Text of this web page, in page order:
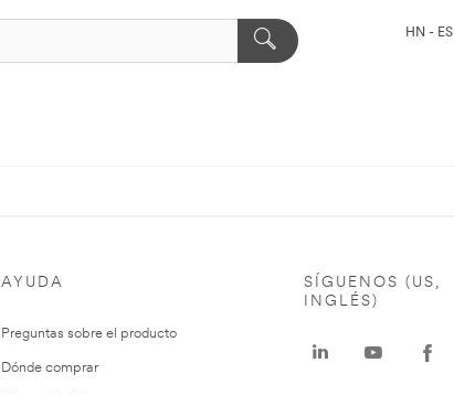
HN - ES
AYUDA
Preguntas sobre el producto
Dónde comprar
SÍGUENOS (US,
INGLÉS)